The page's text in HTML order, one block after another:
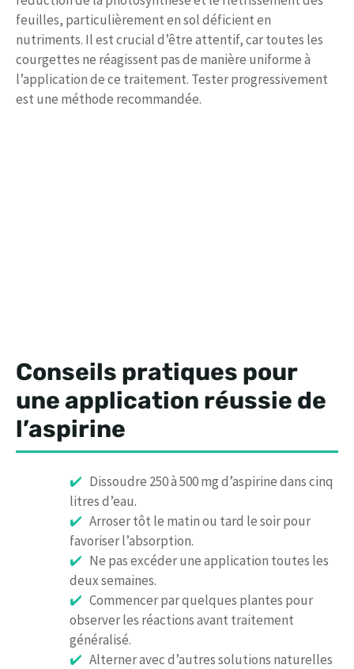
feuilles, particulièrement en sol déficient en
nutriments. Il est crucial d’être attentif, car toutes les
courgettes ne réagissent pas de manière uniforme à
l’application de ce traitement. Tester progressivement
est une méthode recommandée.
Conseils pratiques pour
une application réussie de
l’aspirine
Dissoudre 250 à 500 mg d’aspirine dans cinq
litres d’eau.
Arroser tôt le matin ou tard le soir pour
favoriser l’absorption.
Ne pas excéder une application toutes les
deux semaines.
Commencer par quelques plantes pour
observer les réactions avant traitement
généralisé.
Alterner avec d’autres solutions naturelles